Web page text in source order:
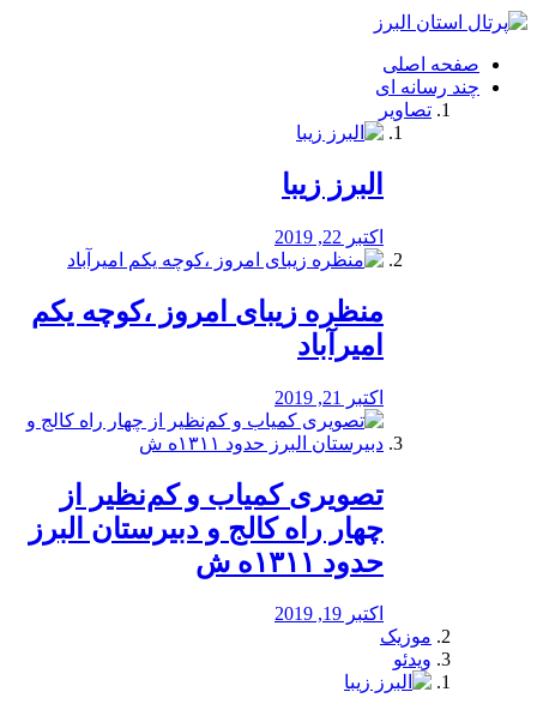
فصد
شرق
تهران
خشکشویی
صفحه اصلی
چند رسانه ای
تصاویر
البرز زیبا
اکتبر 22, 2019
منظره‌‌ زیبای امروز ،کوچه یکم
امیرآباد
اکتبر 21, 2019
️تصویری کمیاب و کم‌نظیر از
چهار راه كالج و دبيرستان البرز
حدود ۱۳۱۱ه ش
اکتبر 19, 2019
موزیک
ویدئو